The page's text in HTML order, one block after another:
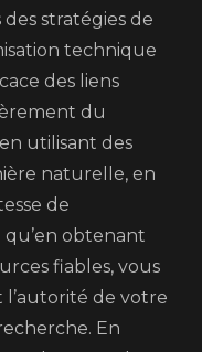
stratégies de
technique
des liens
du
utilisant des
naturelle, en
de
qu’en obtenant
fiables, vous
de votre
En